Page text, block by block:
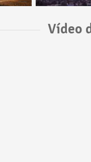
Vídeo